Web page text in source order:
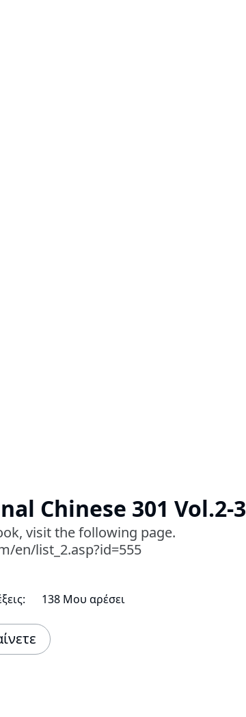
Chinese 301 Vol.2-3
visit the following page.
en/list_2.asp?id=555
138 Μου αρέσει